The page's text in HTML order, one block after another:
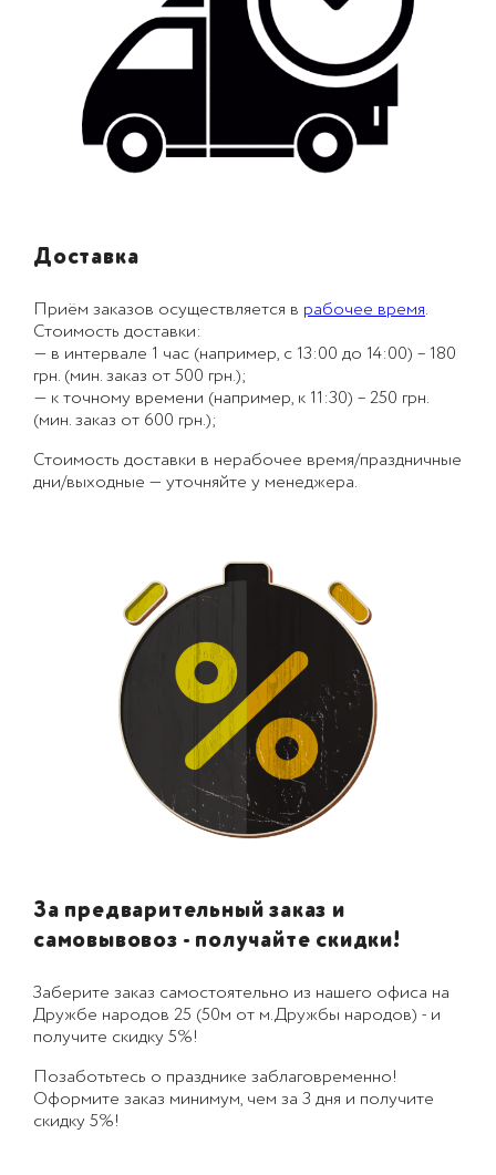
Доставка
Приём заказов осуществляется в рабочее время.
Стоимость доставки:
— в интервале 1 час (например, с 13:00 до 14:00) – 180
грн. (мин. заказ от 500 грн.);
— к точному времени (например, к 11:30) – 250 грн.
(мин. заказ от 600 грн.);
Стоимость доставки в нерабочее время/праздничные
дни/выходные — уточняйте у менеджера.
За предварительный заказ и
самовывовоз - получайте скидки!
Заберите заказ самостоятельно из нашего офиса на
Дружбе народов 25 (50м от м.Дружбы народов) - и
получите скидку 5%!
Позаботьтесь о празднике заблаговременно!
Оформите заказ минимум, чем за 3 дня и получите
скидку 5%!